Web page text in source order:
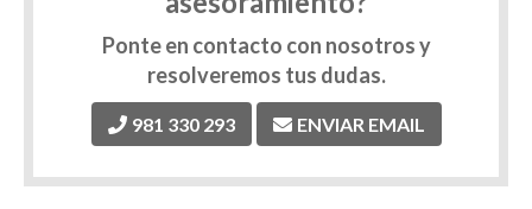
Ponte en contacto con nosotros y
resolveremos tus dudas.
981 330 293 ENVIAR EMAIL